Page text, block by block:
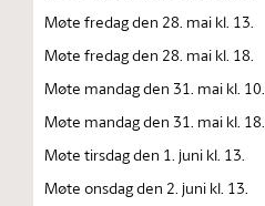
Møte fredag den 28. mai kl. 13.
Møte fredag den 28. mai kl. 18.
Møte mandag den 31. mai kl. 10.
Møte mandag den 31. mai kl. 18.
Møte tirsdag den 1. juni kl. 13.
Møte onsdag den 2. juni kl. 13.